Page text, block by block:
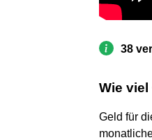
38
Wie
Geld für